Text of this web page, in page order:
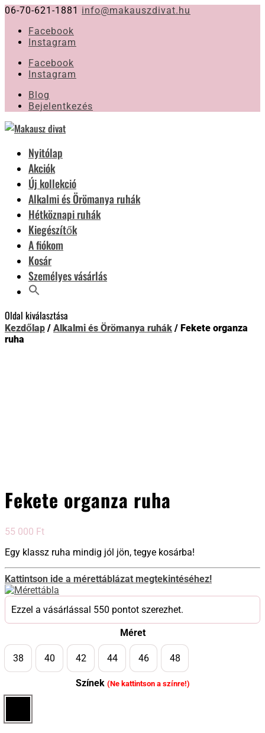
06-70-621-1881 info@makauszdivat.hu
Facebook
Instagram
Facebook
Instagram
Blog
Bejelentkezés
Nyitólap
Akciók
Új kollekció
Alkalmi és Örömanya ruhák
Hétköznapi ruhák
Kiegészítők
A fiókom
Kosár
Személyes vásárlás
Oldal kiválasztása
Kezdőlap / Alkalmi és Örömanya ruhák / Fekete organza
ruha
Fekete organza ruha
55 000 Ft
Egy klassz ruha mindig jól jön, tegye kosárba!
Kattintson ide a mérettáblázat megtekintéséhez!
Ezzel a vásárlással 550 pontot szerezhet.
Méret
38 40 42 44 46 48
Színek (Ne kattintson a színre!)